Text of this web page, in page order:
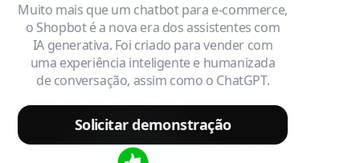
Muito mais que um chatbot para e-commerce,
o Shopbot é a nova era dos assistentes com
IA generativa. Foi criado para vender com
uma experiência inteligente e humanizada
de conversação, assim como o ChatGPT.
Solicitar demonstração